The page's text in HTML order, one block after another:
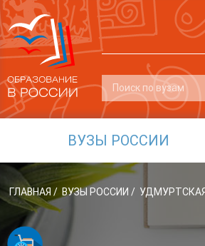
ВУЗЫ РОССИИ
ГЛАВНАЯ / ВУЗЫ РОССИИ /